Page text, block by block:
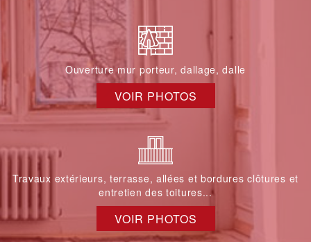
Ouverture mur porteur, dallage, dalle
VOIR PHOTOS
Travaux extérieurs, terrasse, allées et bordures clôtures et
entretien des toitures...
VOIR PHOTOS